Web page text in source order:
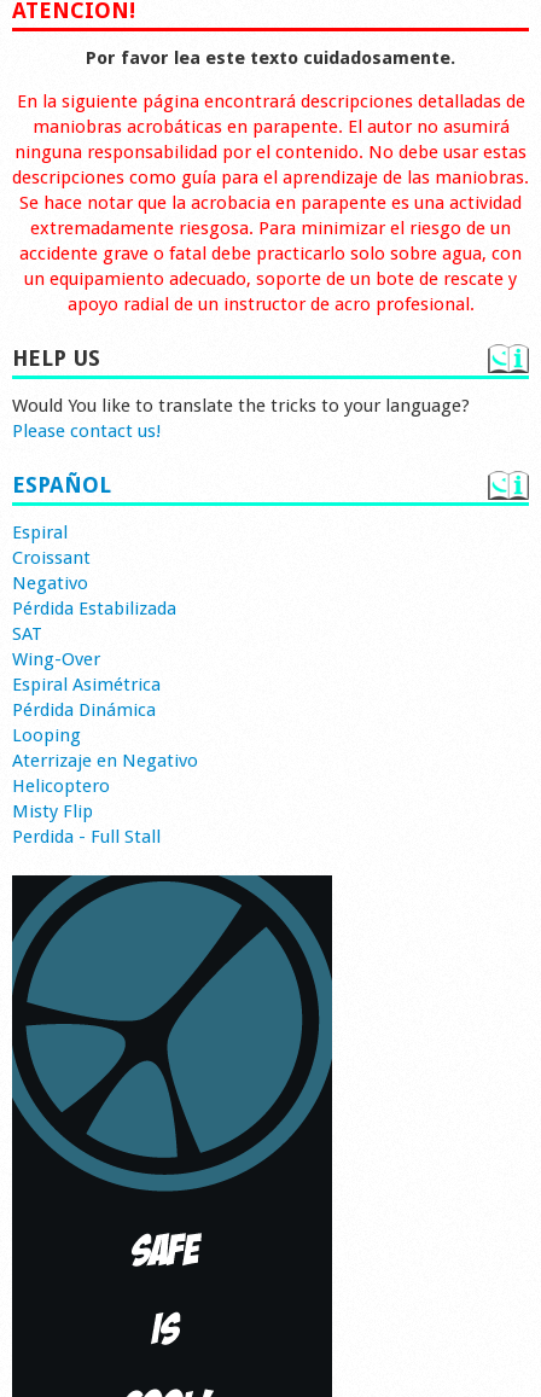
ATENCION!
Por favor lea este texto cuidadosamente.
En la siguiente página encontrará descripciones detalladas de
maniobras acrobáticas en parapente. El autor no asumirá
ninguna responsabilidad por el contenido. No debe usar estas
descripciones como guía para el aprendizaje de las maniobras.
Se hace notar que la acrobacia en parapente es una actividad
extremadamente riesgosa. Para minimizar el riesgo de un
accidente grave o fatal debe practicarlo solo sobre agua, con
un equipamiento adecuado, soporte de un bote de rescate y
apoyo radial de un instructor de acro profesional.
HELP US
Would You like to translate the tricks to your language?
Please contact us!
ESPAÑOL
Espiral
Croissant
Negativo
Pérdida Estabilizada
SAT
Wing-Over
Espiral Asimétrica
Pérdida Dinámica
Looping
Aterrizaje en Negativo
Helicoptero
Misty Flip
Perdida - Full Stall